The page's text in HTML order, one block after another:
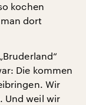
kochen
dort
Die kommen
Wir
Und weil wir